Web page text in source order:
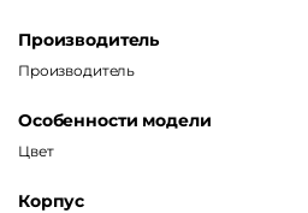
Производитель
Производитель
Особенности модели
Цвет
Корпус